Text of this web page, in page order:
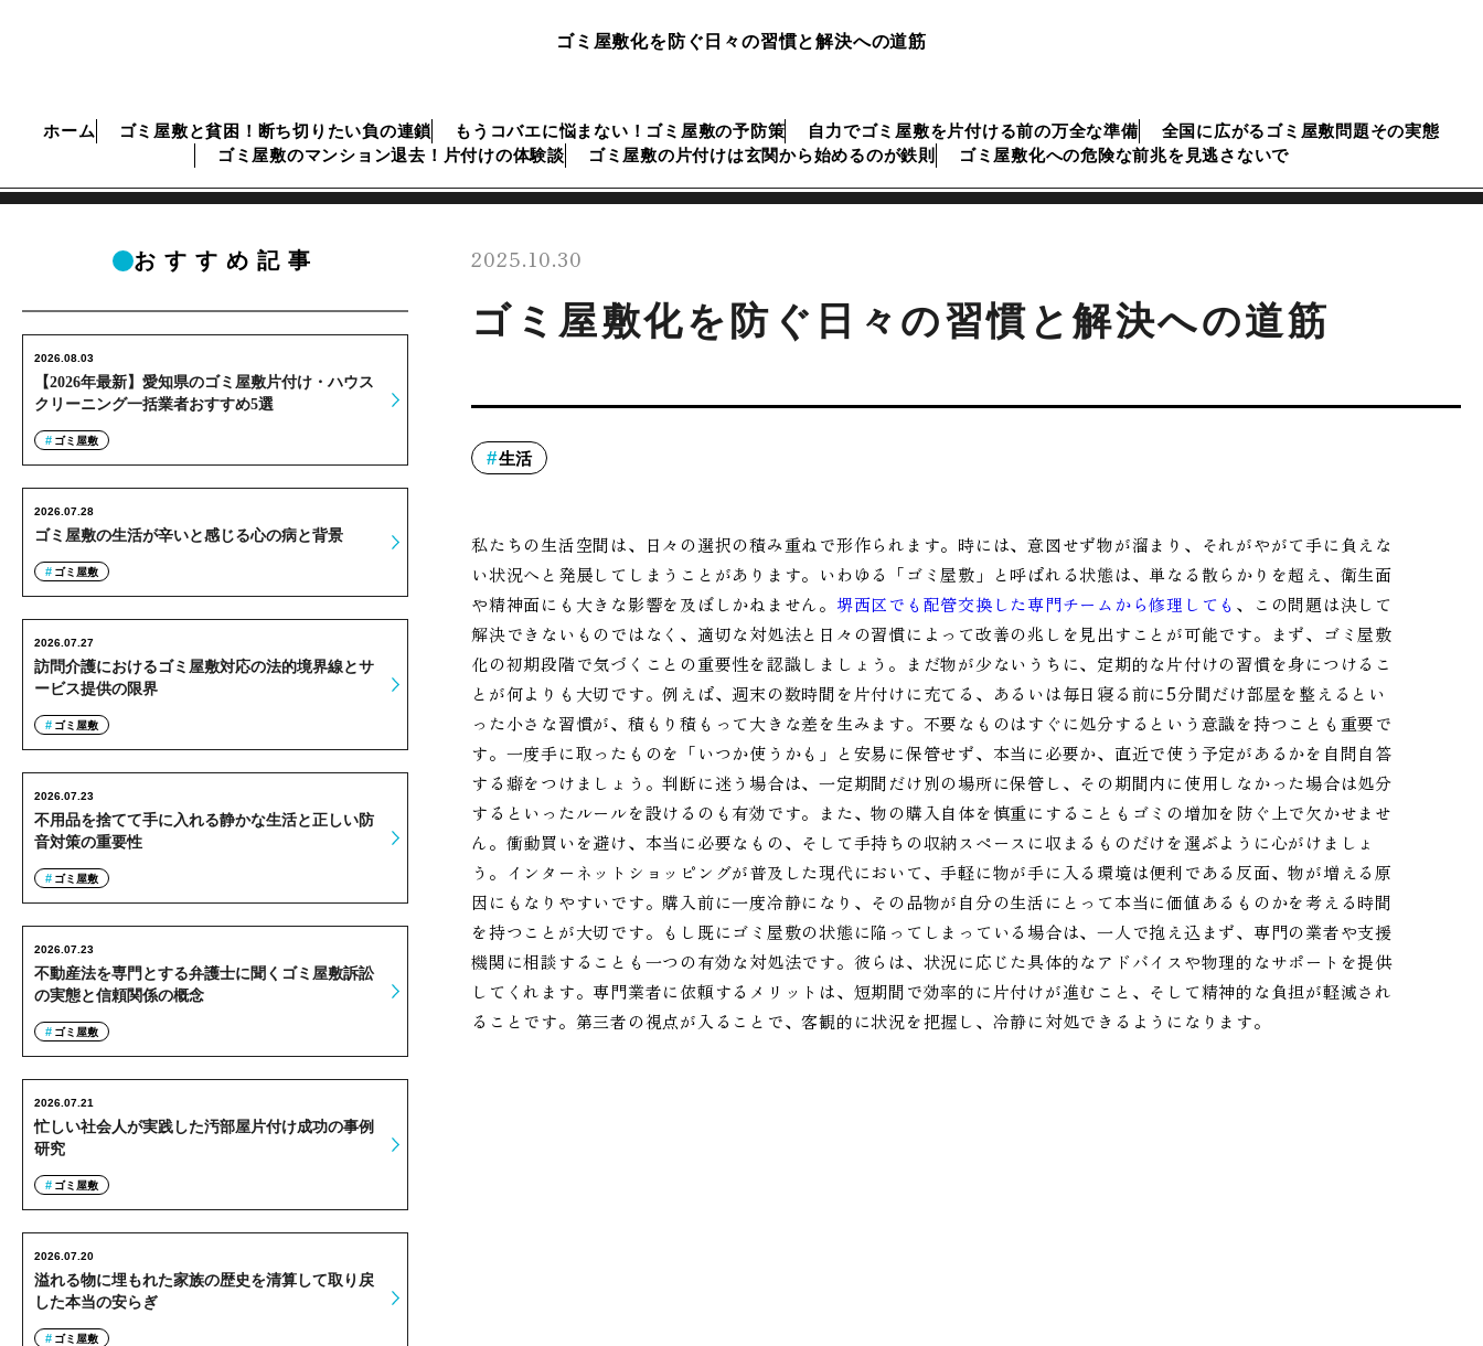
ゴミ屋敷化を防ぐ日々の習慣と解決への道筋
ホーム ゴミ屋敷と貧困！断ち切りたい負の連鎖 もうコバエに悩まない！ゴミ屋敷の予防策 自力でゴミ屋敷を片付ける前の万全な準備
全国に広がるゴミ屋敷問題その実態
ゴミ屋敷のマンション退去！片付けの体験談
ゴミ屋敷の片付けは玄関から始めるのが鉄則 ゴミ屋敷化への危険な前兆を見逃さないで
2025.10.30
ゴミ屋敷化を防ぐ日々の習慣と解決への道筋
生活
私たちの生活空間は、日々の選択の積み重ねで形作られます。時には、意図せず物が溜まり、それがやがて手に負えな
い状況へと発展してしまうことがあります。いわゆる「ゴミ屋敷」と呼ばれる状態は、単なる散らかりを超え、衛生面
や精神面にも大きな影響を及ぼしかねません。 堺西区でも配管交換した専門チームから修理しても 、この問題は決して
解決できないものではなく、適切な対処法と日々の習慣によって改善の兆しを見出すことが可能です。まず、ゴミ屋敷
化の初期段階で気づくことの重要性を認識しましょう。まだ物が少ないうちに、定期的な片付けの習慣を身につけるこ
とが何よりも大切です。例えば、週末の数時間を片付けに充てる、あるいは毎日寝る前に5分間だけ部屋を整えるとい
った小さな習慣が、積もり積もって大きな差を生みます。不要なものはすぐに処分するという意識を持つことも重要で
す。一度手に取ったものを「いつか使うかも」と安易に保管せず、本当に必要か、直近で使う予定があるかを自問自答
する癖をつけましょう。判断に迷う場合は、一定期間だけ別の場所に保管し、その期間内に使用しなかった場合は処分
するといったルールを設けるのも有効です。また、物の購入自体を慎重にすることもゴミの増加を防ぐ上で欠かせませ
ん。衝動買いを避け、本当に必要なもの、そして手持ちの収納スペースに収まるものだけを選ぶように心がけましょ
う。インターネットショッピングが普及した現代において、手軽に物が手に入る環境は便利である反面、物が増える原
因にもなりやすいです。購入前に一度冷静になり、その品物が自分の生活にとって本当に価値あるものかを考える時間
を持つことが大切です。もし既にゴミ屋敷の状態に陥ってしまっている場合は、一人で抱え込まず、専門の業者や支援
機関に相談することも一つの有効な対処法です。彼らは、状況に応じた具体的なアドバイスや物理的なサポートを提供
してくれます。専門業者に依頼するメリットは、短期間で効率的に片付けが進むこと、そして精神的な負担が軽減され
ることです。第三者の視点が入ることで、客観的に状況を把握し、冷静に対処できるようになります。
おすすめ記事
【2026年最新】愛知県のゴミ屋敷片付け・ハウス
クリーニング一括業者おすすめ5選
2026.08.03
ゴミ屋敷
ゴミ屋敷の生活が辛いと感じる心の病と背景
2026.07.28
ゴミ屋敷
訪問介護におけるゴミ屋敷対応の法的境界線とサ
ービス提供の限界
2026.07.27
ゴミ屋敷
不用品を捨てて手に入れる静かな生活と正しい防
音対策の重要性
2026.07.23
ゴミ屋敷
不動産法を専門とする弁護士に聞くゴミ屋敷訴訟
の実態と信頼関係の概念
2026.07.23
ゴミ屋敷
忙しい社会人が実践した汚部屋片付け成功の事例
研究
2026.07.21
ゴミ屋敷
溢れる物に埋もれた家族の歴史を清算して取り戻
した本当の安らぎ
2026.07.20
ゴミ屋敷